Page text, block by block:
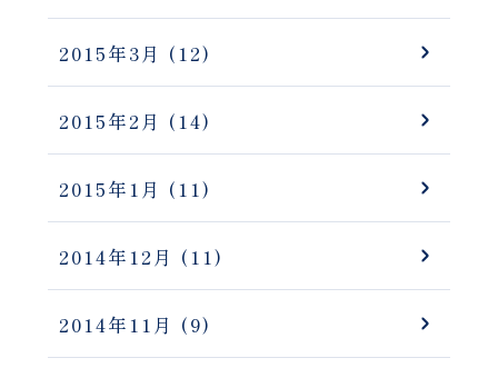
2015年3月 (12)
2015年2月 (14)
2015年1月 (11)
2014年12月 (11)
2014年11月 (9)